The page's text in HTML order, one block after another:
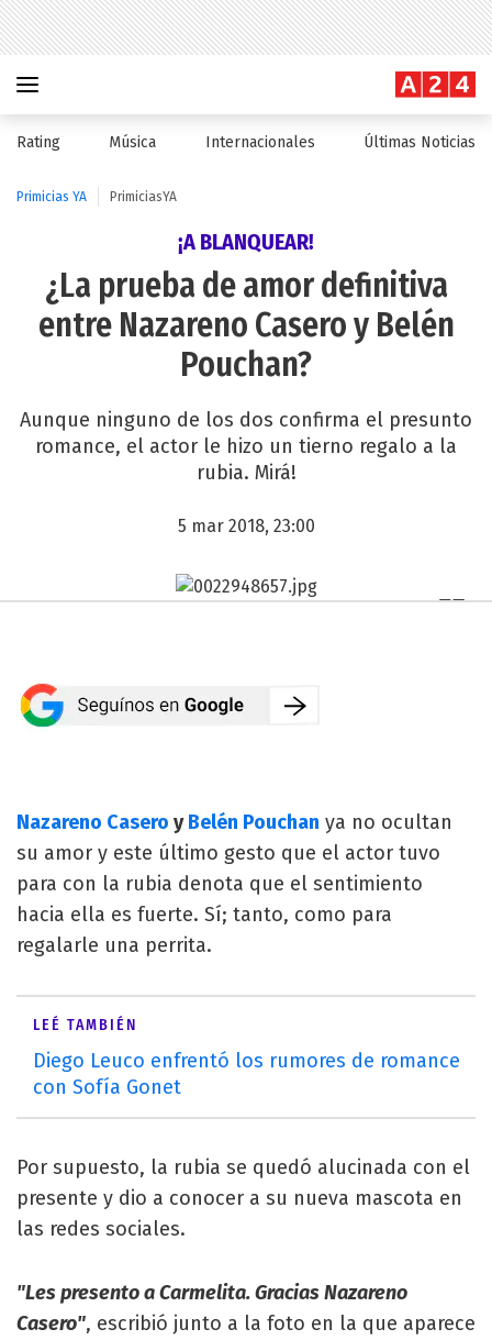
Rating Música Internacionales Últimas Noticias
Primicias YA PrimiciasYA
¡A BLANQUEAR!
¿La prueba de amor definitiva
entre Nazareno Casero y Belén
Pouchan?
Aunque ninguno de los dos confirma el presunto
romance, el actor le hizo un tierno regalo a la
rubia. Mirá!
5 mar 2018, 23:00
Nazareno Casero yBelén Pouchan ya no ocultan
su amor y este último gesto que el actor tuvo
para con la rubia denota que el sentimiento
hacia ella es fuerte. Sí; tanto, como para
regalarle una perrita.
LEÉ TAMBIÉN
Diego Leuco enfrentó los rumores de romance
con Sofía Gonet
Por supuesto, la rubia se quedó alucinada con el
presente y dio a conocer a su nueva mascota en
las redes sociales.
"Les presento a Carmelita. Gracias Nazareno
Casero", escribió junto a la foto en la que aparece